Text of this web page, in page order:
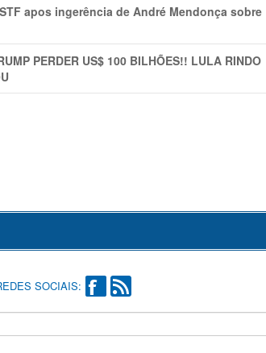
apos ingerência de André Mendonça sobre
PERDER US$ 100 BILHÕES!! LULA RINDO
SOCIAIS: